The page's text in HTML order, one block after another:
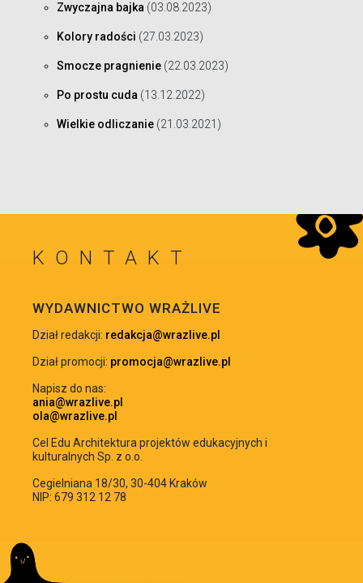
Zwyczajna bajka (03.08.2023)
Kolory radości (27.03.2023)
Smocze pragnienie (22.03.2023)
Po prostu cuda (13.12.2022)
Wielkie odliczanie (21.03.2021)
KONTAKT
WYDAWNICTWO WRAŻLIVE
Dział redakcji: redakcja@wrazlive.pl
Dział promocji: promocja@wrazlive.pl
Napisz do nas:
ania@wrazlive.pl
ola@wrazlive.pl
Cel Edu Architektura projektów edukacyjnych i
kulturalnych Sp. z o.o.
Cegielniana 18/30, 30-404 Kraków
NIP: 679 312 12 78